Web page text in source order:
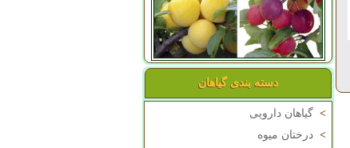
دسته بندی گیاهان
> گیاهان دارویی
> درختان میوه